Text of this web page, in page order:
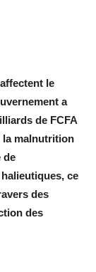
le
a
de FCFA
la malnutrition
de
ce
des
des